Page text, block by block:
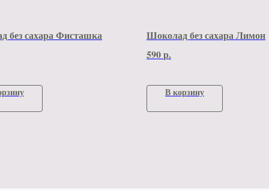
без сахара Фисташка
Шоколад без сахара Лимон
590р.
В корзину